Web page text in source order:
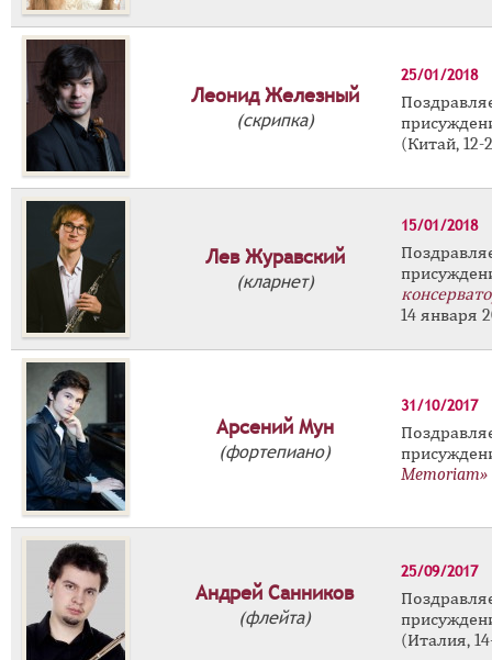
Леонид Железный
(скрипка)
25/01/2018
(Китай, 12-
Лев Журавский
(кларнет)
15/01/2018
14 января
Арсений Мун
(фортепиано)
31/10/2017
Memoriam»
Андрей Санников
(флейта)
25/09/2017
(Италия,